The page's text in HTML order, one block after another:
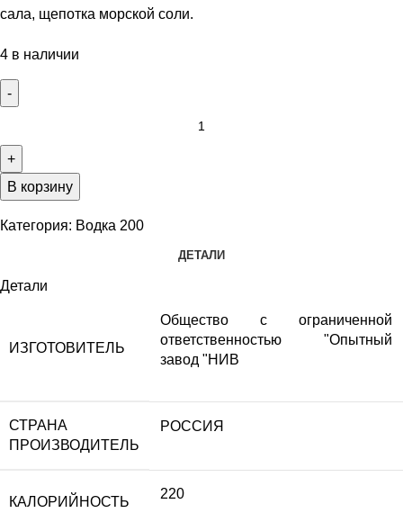
сала, щепотка морской соли.
4 в наличии
В корзину
Категория: Водка 200
ДЕТАЛИ
Детали
ИЗГОТОВИТЕЛЬ
Общество с ограниченной
ответственностью "Опытный
завод "НИВ
СТРАНА
ПРОИЗВОДИТЕЛЬ
РОССИЯ
КАЛОРИЙНОСТЬ
220